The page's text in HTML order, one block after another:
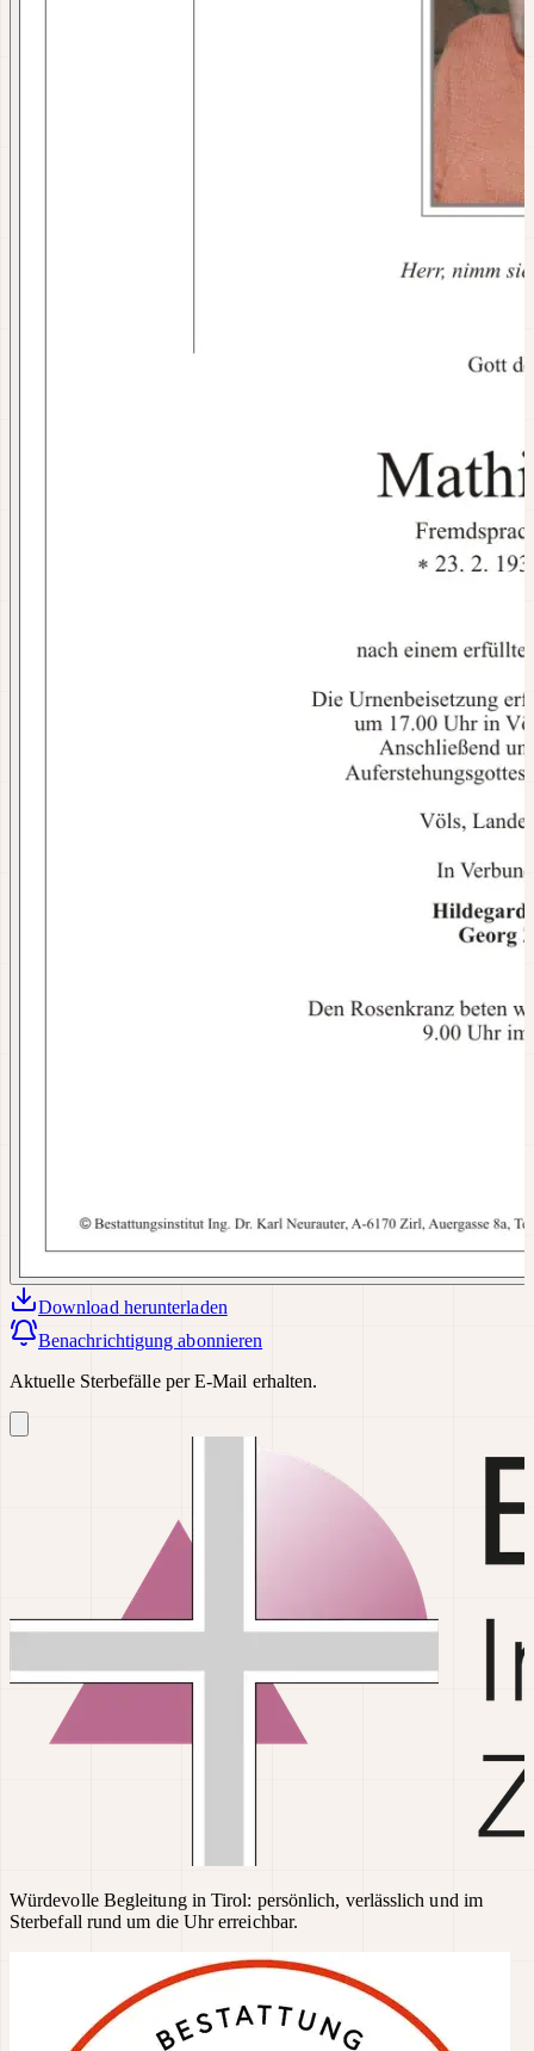
Download herunterladen
Benachrichtigung abonnieren
Aktuelle Sterbefälle per E-Mail erhalten.
Würdevolle Begleitung in Tirol: persönlich, verlässlich und im
Sterbefall rund um die Uhr erreichbar.